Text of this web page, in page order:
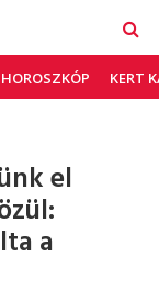
HOROSZKÓP KERT
el
a